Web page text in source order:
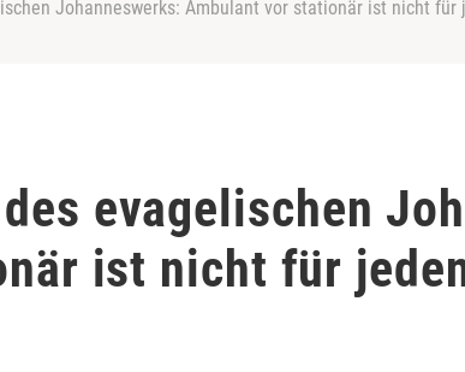
Johanneswerks: Ambulant vor stationär ist nicht für
evagelischen
ist nicht für